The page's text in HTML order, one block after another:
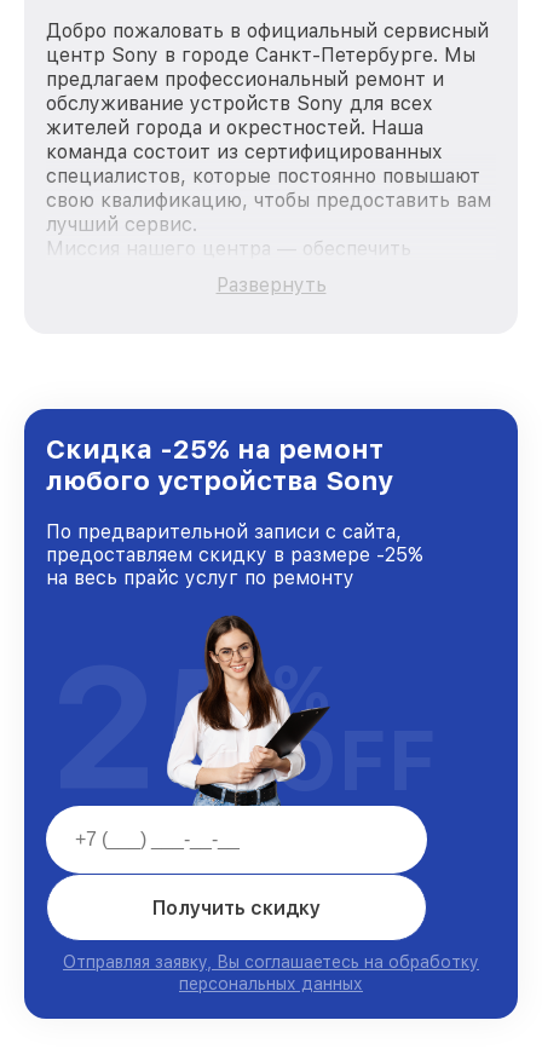
Добро пожаловать в официальный сервисный
центр Sony в городе Санкт-Петербурге. Мы
предлагаем профессиональный ремонт и
обслуживание устройств Sony для всех
жителей города и окрестностей. Наша
команда состоит из сертифицированных
специалистов, которые постоянно повышают
свою квалификацию, чтобы предоставить вам
лучший сервис.
Миссия нашего центра — обеспечить
качественный и доступный ремонт для
каждого пользователя продукции Sony, вне
Санкт-Петербурге, постоянно повышая
уровень доверия и лояльности наших
клиентов.
Развернуть
Скидка -25% на ремонт
любого устройства Sony
По предварительной записи с сайта,
предоставляем скидку в размере -25%
на весь прайс услуг по ремонту
Получить скидку
Отправляя заявку, Вы соглашаетесь на обработку
персональных данных
25%
OFF